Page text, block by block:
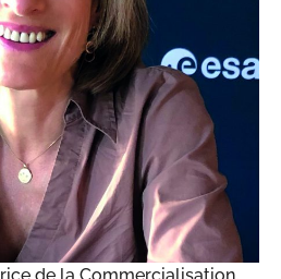
de la Commercialisation,